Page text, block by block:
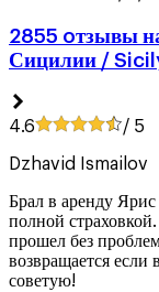
2855 oтзывы
Сицилии /
4.6 / 5
Dzhavid Ismailov
Брал в аренду
полной
прошел без
возвращается
советую!